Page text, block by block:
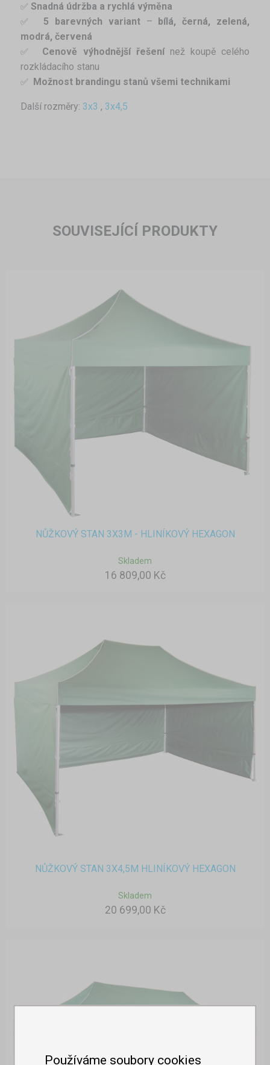
✅ Snadná údržba a rychlá výměna
✅ 5 barevných variant– bílá, černá, zelená,
modrá, červená
✅ Cenově výhodnější řešenínež koupě celého
rozkládacího stanu
✅ Možnost brandingu stanů všemi technikami
Další rozměry: 3x3 , 3x4,5
SOUVISEJÍCÍ PRODUKTY
NŮŽKOVÝ STAN 3X3M - HLINÍKOVÝ HEXAGON
Skladem
16 809,00 Kč
NŮŽKOVÝ STAN 3X4,5M HLINÍKOVÝ HEXAGON
Skladem
20 699,00 Kč
Používáme soubory cookies